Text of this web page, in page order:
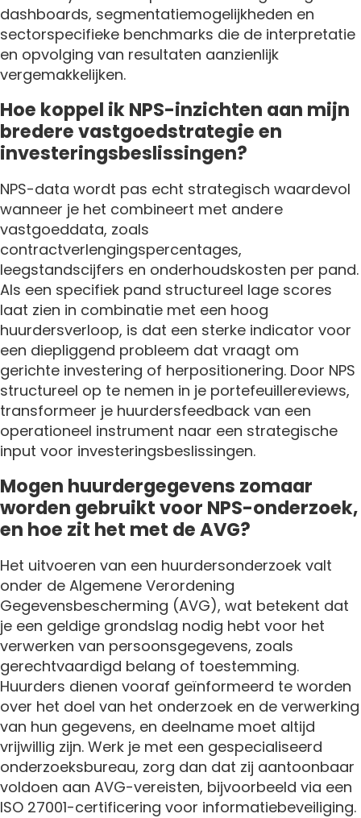
dashboards, segmentatiemogelijkheden en
sectorspecifieke benchmarks die de interpretatie
en opvolging van resultaten aanzienlijk
vergemakkelijken.
Hoe koppel ik NPS-inzichten aan mijn
bredere vastgoedstrategie en
investeringsbeslissingen?
NPS-data wordt pas echt strategisch waardevol
wanneer je het combineert met andere
vastgoeddata, zoals
contractverlengingspercentages,
leegstandscijfers en onderhoudskosten per pand.
Als een specifiek pand structureel lage scores
laat zien in combinatie met een hoog
huurdersverloop, is dat een sterke indicator voor
een diepliggend probleem dat vraagt om
gerichte investering of herpositionering. Door NPS
structureel op te nemen in je portefeuillereviews,
transformeer je huurdersfeedback van een
operationeel instrument naar een strategische
input voor investeringsbeslissingen.
Mogen huurdergegevens zomaar
worden gebruikt voor NPS-onderzoek,
en hoe zit het met de AVG?
Het uitvoeren van een huurdersonderzoek valt
onder de Algemene Verordening
Gegevensbescherming (AVG), wat betekent dat
je een geldige grondslag nodig hebt voor het
verwerken van persoonsgegevens, zoals
gerechtvaardigd belang of toestemming.
Huurders dienen vooraf geïnformeerd te worden
over het doel van het onderzoek en de verwerking
van hun gegevens, en deelname moet altijd
vrijwillig zijn. Werk je met een gespecialiseerd
onderzoeksbureau, zorg dan dat zij aantoonbaar
voldoen aan AVG-vereisten, bijvoorbeeld via een
ISO 27001-certificering voor informatiebeveiliging.